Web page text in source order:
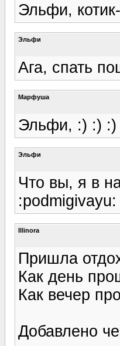
Эльфи,
Эльфи
Ага, спать
Марфуша
Эльфи, :) :) :)
Эльфи
Что вы, я в
:podmigivayu:
Illinora
Пришла
Как день
Как вечер
Добавлено